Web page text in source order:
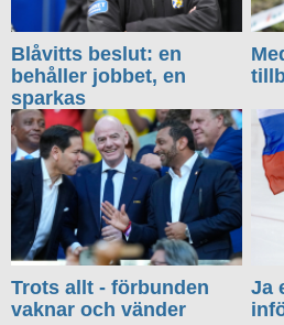
Blåvitts beslut: en
behåller jobbet, en
sparkas
Trots allt - förbunden
vaknar och vänder
Ja